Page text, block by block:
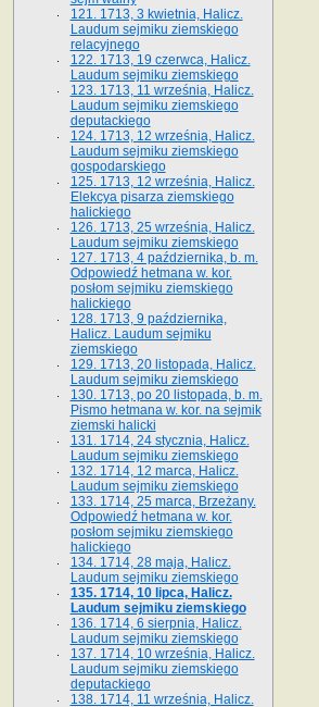
121. 1713, 3 kwietnia, Halicz.
Laudum sejmiku ziemskiego
relacyjnego
122. 1713, 19 czerwca, Halicz.
Laudum sejmiku ziemskiego
123. 1713, 11 września, Halicz.
Laudum sejmiku ziemskiego
deputackiego
124. 1713, 12 września, Halicz.
Laudum sejmiku ziemskiego
gospodarskiego
125. 1713, 12 września, Halicz.
Elekcya pisarza ziemskiego
halickiego
126. 1713, 25 września, Halicz.
Laudum sejmiku ziemskiego
127. 1713, 4 października, b. m.
Odpowiedź hetmana w. kor.
posłom sejmiku ziemskiego
halickiego
128. 1713, 9 października,
Halicz. Laudum sejmiku
ziemskiego
129. 1713, 20 listopada, Halicz.
Laudum sejmiku ziemskiego
130. 1713, po 20 listopada, b. m.
Pismo hetmana w. kor. na sejmik
ziemski halicki
131. 1714, 24 stycznia, Halicz.
Laudum sejmiku ziemskiego
132. 1714, 12 marca, Halicz.
Laudum sejmiku ziemskiego
133. 1714, 25 marca, Brzeżany.
Odpowiedź hetmana w. kor.
posłom sejmiku ziemskiego
halickiego
134. 1714, 28 maja, Halicz.
Laudum sejmiku ziemskiego
135. 1714, 10 lipca, Halicz.
Laudum sejmiku ziemskiego
136. 1714, 6 sierpnia, Halicz.
Laudum sejmiku ziemskiego
137. 1714, 10 września, Halicz.
Laudum sejmiku ziemskiego
deputackiego
138. 1714, 11 września, Halicz.